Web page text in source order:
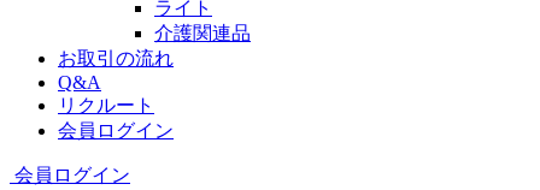
ライト
介護関連品
お取引の流れ
Q&A
リクルート
会員ログイン
会員ログイン